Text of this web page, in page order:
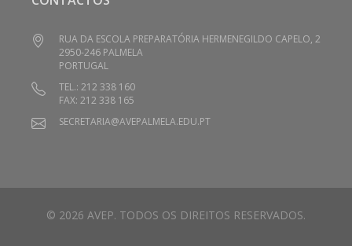
RUA DA ESCOLA PREPARATÓRIA HERMENEGILDO CAPELO, 2
2950-246 PALMELA
PORTUGAL
TEL.: 212 338 160
FAX: 212 338 165
SECRETARIA@AVEPALMELA.EDU.PT
© 2026 AVEP. TODOS OS DIREITOS RESERVADOS.